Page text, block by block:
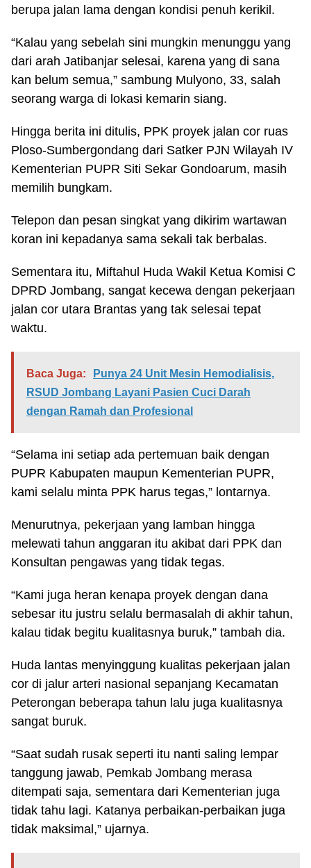
berupa jalan lama dengan kondisi penuh kerikil.
“Kalau yang sebelah sini mungkin menunggu yang
dari arah Jatibanjar selesai, karena yang di sana
kan belum semua,” sambung Mulyono, 33, salah
seorang warga di lokasi kemarin siang.
Hingga berita ini ditulis, PPK proyek jalan cor ruas
Ploso-Sumbergondang dari Satker PJN Wilayah IV
Kementerian PUPR Siti Sekar Gondoarum, masih
memilih bungkam.
Telepon dan pesan singkat yang dikirim wartawan
koran ini kepadanya sama sekali tak berbalas.
Sementara itu, Miftahul Huda Wakil Ketua Komisi C
DPRD Jombang, sangat kecewa dengan pekerjaan
jalan cor utara Brantas yang tak selesai tepat
waktu.
Baca Juga:
Punya 24 Unit Mesin Hemodialisis,
RSUD Jombang Layani Pasien Cuci Darah
dengan Ramah dan Profesional
“Selama ini setiap ada pertemuan baik dengan
PUPR Kabupaten maupun Kementerian PUPR,
kami selalu minta PPK harus tegas,” lontarnya.
Menurutnya, pekerjaan yang lamban hingga
melewati tahun anggaran itu akibat dari PPK dan
Konsultan pengawas yang tidak tegas.
“Kami juga heran kenapa proyek dengan dana
sebesar itu justru selalu bermasalah di akhir tahun,
kalau tidak begitu kualitasnya buruk,” tambah dia.
Huda lantas menyinggung kualitas pekerjaan jalan
cor di jalur arteri nasional sepanjang Kecamatan
Peterongan beberapa tahun lalu juga kualitasnya
sangat buruk.
“Saat sudah rusak seperti itu nanti saling lempar
tanggung jawab, Pemkab Jombang merasa
ditempati saja, sementara dari Kementerian juga
tidak tahu lagi. Katanya perbaikan-perbaikan juga
tidak maksimal,” ujarnya.